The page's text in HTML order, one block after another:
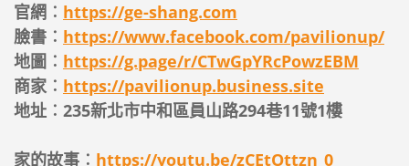
官網︰ https://ge-shang.com
臉書︰ https://www.facebook.com/pavilionup/
地圖︰ https://g.page/r/CTwGpYRcPowzEBM
商家︰ https://pavilionup.business.site
地址︰235新北市中和區員山路294巷11號1樓
家的故事︰ https://youtu.be/zCEtOttzn_0